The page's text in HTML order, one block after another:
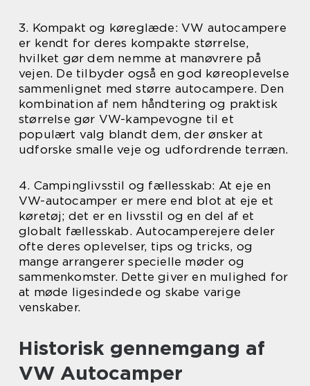
3. Kompakt og køreglæde: VW autocampere
er kendt for deres kompakte størrelse,
hvilket gør dem nemme at manøvrere på
vejen. De tilbyder også en god køreoplevelse
sammenlignet med større autocampere. Den
kombination af nem håndtering og praktisk
størrelse gør VW-kampevogne til et
populært valg blandt dem, der ønsker at
udforske smalle veje og udfordrende terræn.
4. Campinglivsstil og fællesskab: At eje en
VW-autocamper er mere end blot at eje et
køretøj; det er en livsstil og en del af et
globalt fællesskab. Autocamperejere deler
ofte deres oplevelser, tips og tricks, og
mange arrangerer specielle møder og
sammenkomster. Dette giver en mulighed for
at møde ligesindede og skabe varige
venskaber.
Historisk gennemgang af
VW Autocamper